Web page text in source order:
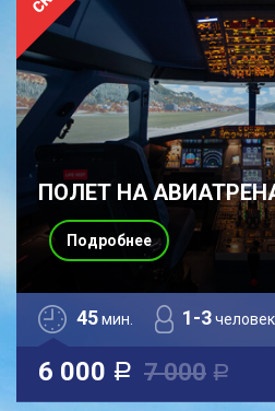
ПОЛЕТ НА
45мин. 1-3
6 000 a 7 000 a
Подробнее